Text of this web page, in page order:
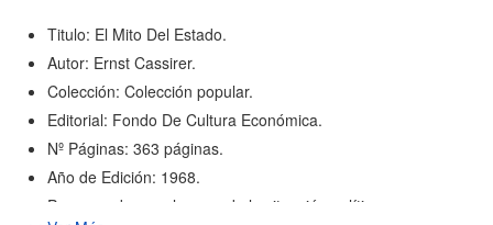
Titulo: El Mito Del Estado.
Autor: Ernst Cassirer.
Colección: Colección popular.
Editorial: Fondo De Cultura Económica.
Nº Páginas: 363 páginas.
Año de Edición: 1968.
Preocupado por el sesgo de la situación política europea